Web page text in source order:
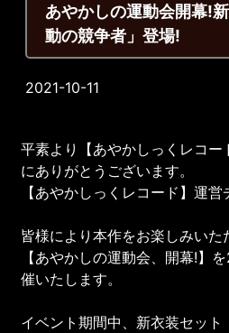
あやかしの運動会開幕!
動の競争者」登場!
2021-10-11
平素より【あやかしっくレコ
にありがとうございます。
【あやかしっくレコード】運営
皆様により本作をお楽しみいた
【あやかしの運動会、開幕!】
催いたします。
イベント期間中、新衣装セッ